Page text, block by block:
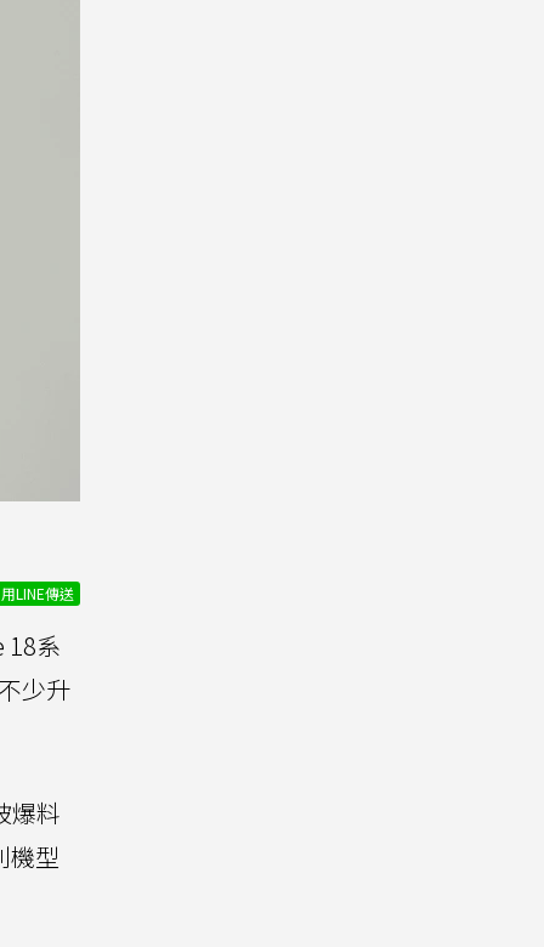
用LINE傳送
18系
少升
爆料
機型